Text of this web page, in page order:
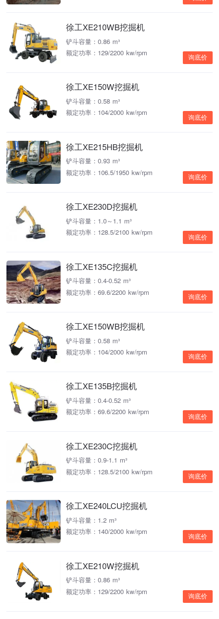
徐工XE210WB挖掘机
铲斗容量：0.86 m³
额定功率：129/2200 kw/rpm
询底价
徐工XE150W挖掘机
铲斗容量：0.58 m³
额定功率：104/2000 kw/rpm
询底价
徐工XE215HB挖掘机
铲斗容量：0.93 m³
额定功率：106.5/1950 kw/rpm
询底价
徐工XE230D挖掘机
铲斗容量：1.0～1.1 m³
额定功率：128.5/2100 kw/rpm
询底价
徐工XE135C挖掘机
铲斗容量：0.4-0.52 m³
额定功率：69.6/2200 kw/rpm
询底价
徐工XE150WB挖掘机
铲斗容量：0.58 m³
额定功率：104/2000 kw/rpm
询底价
徐工XE135B挖掘机
铲斗容量：0.4-0.52 m³
额定功率：69.6/2200 kw/rpm
询底价
徐工XE230C挖掘机
铲斗容量：0.9-1.1 m³
额定功率：128.5/2100 kw/rpm
询底价
徐工XE240LCU挖掘机
铲斗容量：1.2 m³
额定功率：140/2000 kw/rpm
询底价
徐工XE210W挖掘机
铲斗容量：0.86 m³
额定功率：129/2200 kw/rpm
询底价